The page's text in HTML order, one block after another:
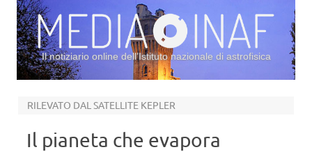
Il notiziario online dell’Istituto nazionale di astrofisica
RILEVATO DAL SATELLITE KEPLER
Il pianeta che evapora